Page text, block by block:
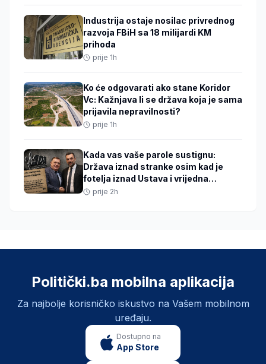
Industrija ostaje nosilac privrednog
razvoja FBiH sa 18 milijardi KM
prihoda
prije 1h
Ko će odgovarati ako stane Koridor
Vc: Kažnjava li se država koja je sama
prijavila nepravilnosti?
prije 1h
Kada vas vaše parole sustignu:
Država iznad stranke osim kad je
fotelja iznad Ustava i vrijedna
isporuka SNSD-u
prije 2h
Politički.ba mobilna aplikacija
Za najbolje korisničko iskustvo na Vašem mobilnom
uređaju.
Dostupno na
App Store